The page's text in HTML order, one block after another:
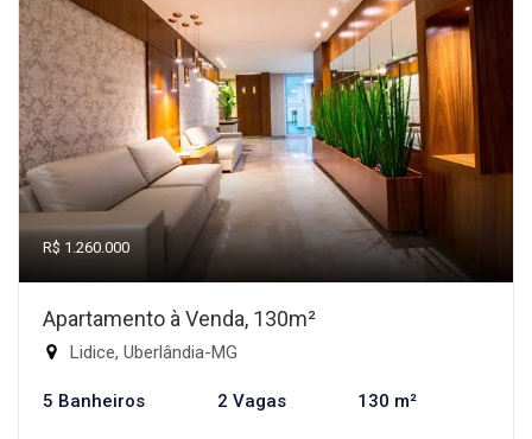
R$ 1.260.000
Apartamento à Venda, 130m²
Lidice, Uberlândia-MG
5 Banheiros 2 Vagas 130 m²